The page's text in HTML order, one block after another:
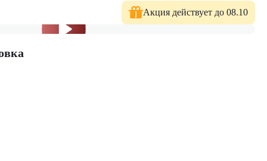
включают немецкое качество, высокую эффективность
Акция действует до 08.10